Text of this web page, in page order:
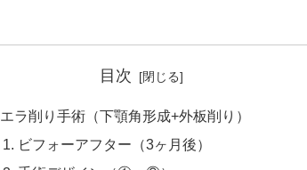
目次
エラ削り手術（下顎角形成+外板削り）
ビフォーアフター（3ヶ月後）